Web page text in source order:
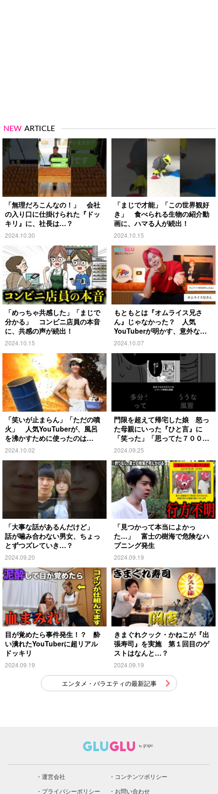
NEW ARTICLE
「無理だろこんなの！」 会社
の入り口に仕掛けられた『ドッ
キリ』に、社長は…？
2024.10.30
「まじで才能」「この世界観好
き」 食べられる生物の紹介動
画に、ハマる人が続出！
2024.10.15
「めっちゃ共感した」「まじで
分かる」 コンビニ店員の本音
に、共感の声が続出！
2024.10.15
もともとは『オムライス兄さ
ん』じゃなかった？ 人気
YouTuberが明かす、意外な過
去とは
2024.10.07
「笑いが止まらん」「ただの噴
火」 人気YouTuberが、風呂
を沸かすために使ったのは…
2024.10.02
門限を超えて帰宅した娘 怒っ
た母親にいった『ひと言』に
「笑った」「思ってた７００倍
特殊」
2024.09.25
「大事な話があるんだけど」
話が噛み合わない男女、ちょっ
とずつズレていき…？
2024.09.20
「見つかって本当によかっ
た…」 富士の樹海で危険なハ
プニング発生
2024.09.19
目が覚めたら事件発生！？ 酔
い潰れたYouTuberに超リアル
ドッキリ
2024.09.19
きまぐれクック・かねこが『出
張寿司』を実施 第１回目のゲ
ストはなんと…？
2024.09.19
エンタメ・バラエティの最新記事
運営会社
コンテンツポリシー
プライバシーポリシー
お問い合わせ